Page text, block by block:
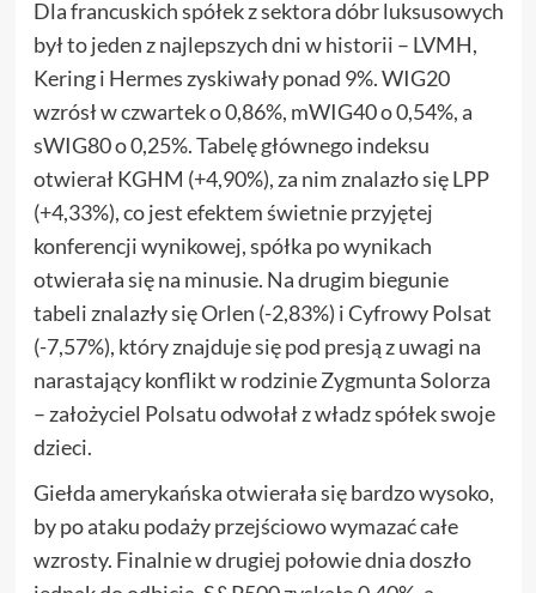
Dla francuskich spółek z sektora dóbr luksusowych
był to jeden z najlepszych dni w historii – LVMH,
Kering i Hermes zyskiwały ponad 9%. WIG20
wzrósł w czwartek o 0,86%, mWIG40 o 0,54%, a
sWIG80 o 0,25%. Tabelę głównego indeksu
otwierał KGHM (+4,90%), za nim znalazło się LPP
(+4,33%), co jest efektem świetnie przyjętej
konferencji wynikowej, spółka po wynikach
otwierała się na minusie. Na drugim biegunie
tabeli znalazły się Orlen (-2,83%) i Cyfrowy Polsat
(-7,57%), który znajduje się pod presją z uwagi na
narastający konflikt w rodzinie Zygmunta Solorza
– założyciel Polsatu odwołał z władz spółek swoje
dzieci.
Giełda amerykańska otwierała się bardzo wysoko,
by po ataku podaży przejściowo wymazać całe
wzrosty. Finalnie w drugiej połowie dnia doszło